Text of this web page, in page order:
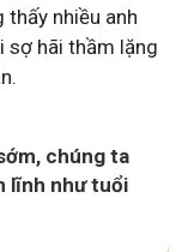
nhiều anh
sợ hãi thầm lặng
chúng ta
lĩnh như tuổi